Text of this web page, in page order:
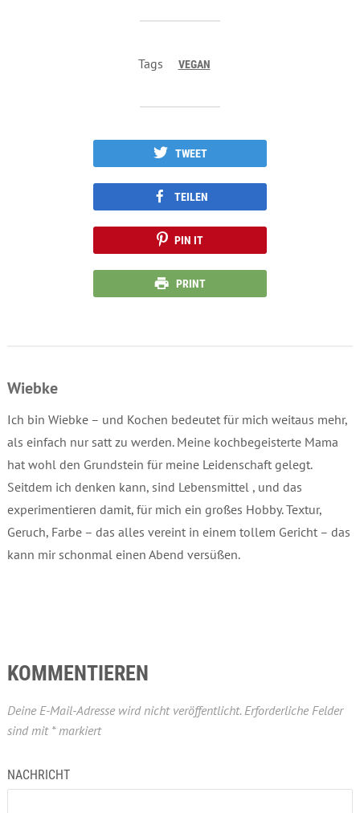
Tags VEGAN
TWEET
TEILEN
PIN IT
PRINT
Wiebke
Ich bin Wiebke – und Kochen bedeutet für mich weitaus mehr,
als einfach nur satt zu werden. Meine kochbegeisterte Mama
hat wohl den Grundstein für meine Leidenschaft gelegt.
Seitdem ich denken kann, sind Lebensmittel , und das
experimentieren damit, für mich ein großes Hobby. Textur,
Geruch, Farbe – das alles vereint in einem tollem Gericht – das
kann mir schonmal einen Abend versüßen.
KOMMENTIEREN
Deine E-Mail-Adresse wird nicht veröffentlicht. Erforderliche Felder
sind mit *markiert
NACHRICHT